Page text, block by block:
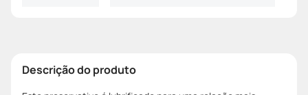
Descrição do produto